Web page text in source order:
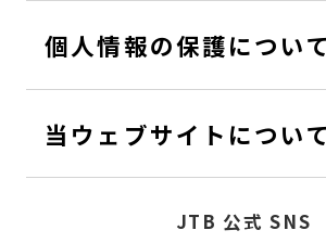
個人情報の保護について
当ウェブサイトについて
JTB 公式 SNS